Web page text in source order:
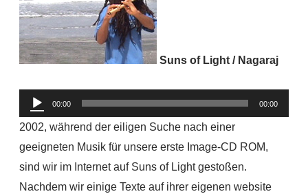
Suns of Light / Nagaraj
Audio-
Player
00:00 00:00
2002, während der eiligen Suche nach einer
geeigneten Musik für unsere erste Image-CD ROM,
sind wir im Internet auf Suns of Light gestoßen.
Nachdem wir einige Texte auf ihrer eigenen website